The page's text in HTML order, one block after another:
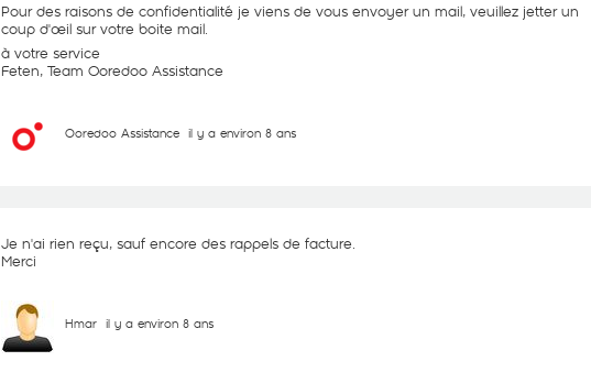
Pour des raisons de confidentialité je viens de vous envoyer un mail, veuillez jetter un
coup d'œil sur votre boite mail.
à votre service
Feten, Team Ooredoo Assistance
Ooredoo Assistance il y a environ 8 ans
Je n'ai rien reçu, sauf encore des rappels de facture.
Merci
Hmar il y a environ 8 ans